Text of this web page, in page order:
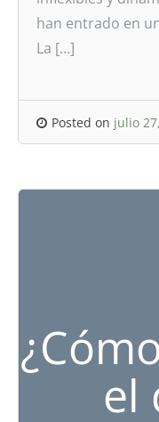
han entrado en
La […]
Posted on julio
el